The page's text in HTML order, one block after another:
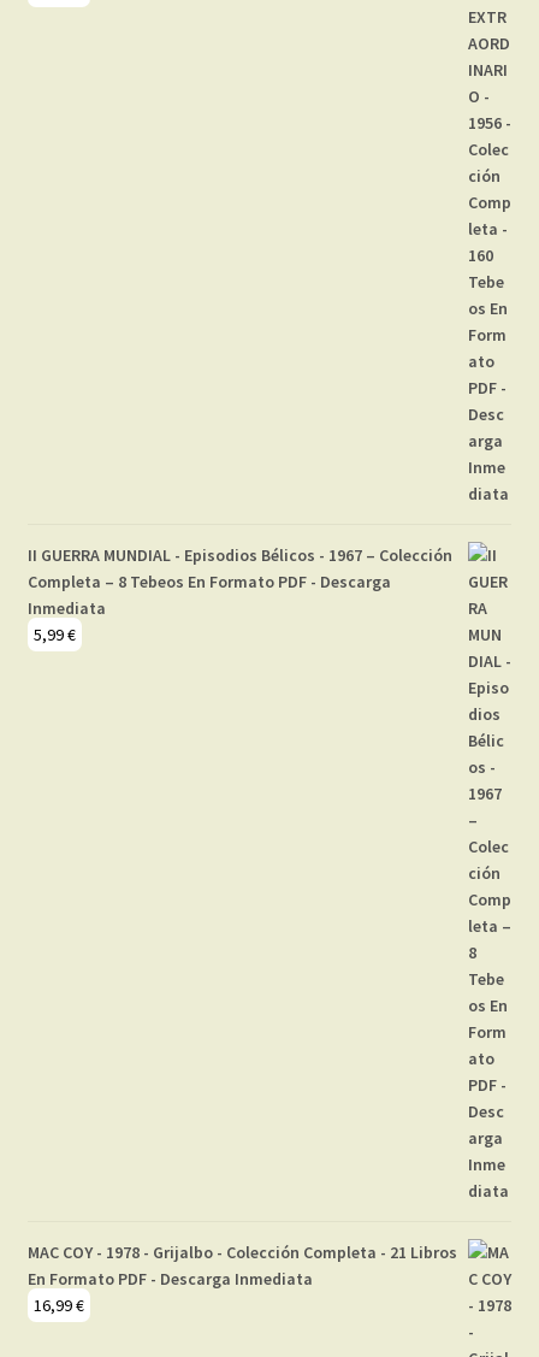
II GUERRA MUNDIAL - Episodios Bélicos - 1967 – Colección
Completa – 8 Tebeos En Formato PDF - Descarga
Inmediata
5,99€
MAC COY - 1978 - Grijalbo - Colección Completa - 21 Libros
En Formato PDF - Descarga Inmediata
16,99€